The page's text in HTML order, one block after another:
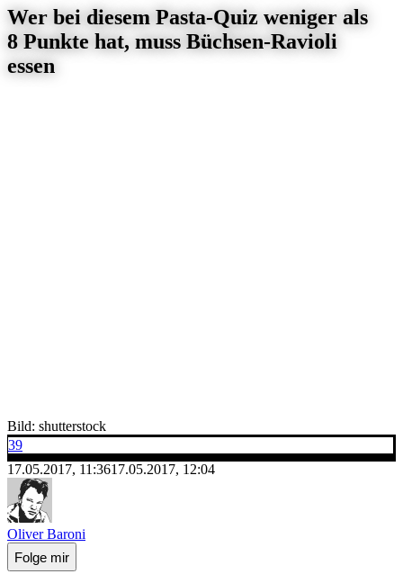
Wer bei diesem Pasta-Quiz weniger als
8 Punkte hat, muss Büchsen-Ravioli
essen
Bild: shutterstock
39
17.05.2017, 11:3617.05.2017, 12:04
Oliver Baroni
Folge mir